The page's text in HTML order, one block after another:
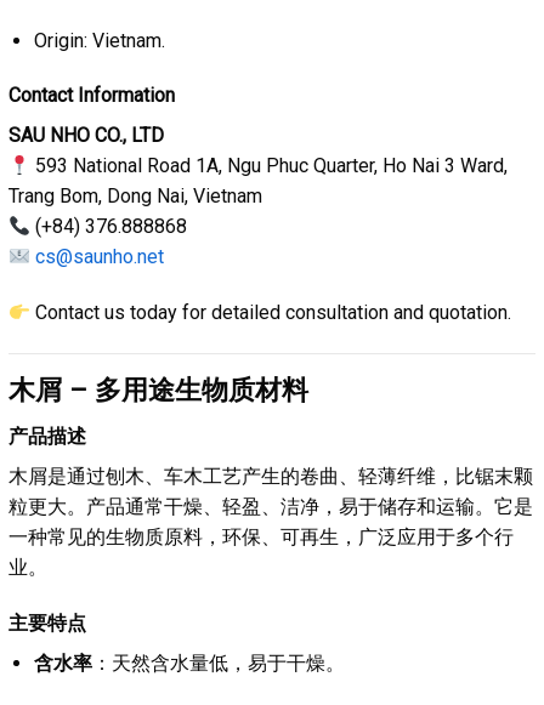
Origin: Vietnam.
Contact Information
SAU NHO CO., LTD
593 National Road 1A, Ngu Phuc Quarter, Ho Nai 3 Ward,
Trang Bom, Dong Nai, Vietnam
(+84) 376.888868
cs@saunho.net
Contact us today for detailed consultation and quotation.
木屑 – 多用途生物质材料
产品描述
木屑是通过刨木、车木工艺产生的卷曲、轻薄纤维，比锯末颗
粒更大。产品通常干燥、轻盈、洁净，易于储存和运输。它是
一种常见的生物质原料，环保、可再生，广泛应用于多个行
业。
主要特点
含水率：天然含水量低，易于干燥。